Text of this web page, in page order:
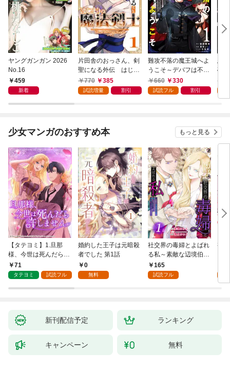
ヤングガンガン 2026
No.16
459
新着
片田舎のおっさん、剣
聖になる外伝 はじま
りの魔法剣士 1巻
770 385
試読増量 割引
難攻不落の魔王城へよ
うこそ～デバフは不要
と勇者パーティーを追
い出された黒魔導士、
660 330
試読フル 割引
悪
破
つ
か
少女マンガのおすすめ本 もっと見る
【タテヨミ】1.旦那
様、今世は死んだら許
しません
71
タテヨミ 試読フル
婚約した王子は元暗殺
者でした 第1話
0
無料
社交界の毒婦とよばれ
る私～素敵な辺境伯令
息に腕を折られたの
で、責任とってもらい
165
試読フル
視
新刊配信予定 ランキング
キャンペーン 無料